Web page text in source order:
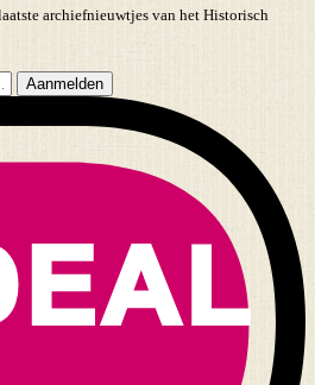
archiefnieuwtjes van het Historisch
Aanmelden